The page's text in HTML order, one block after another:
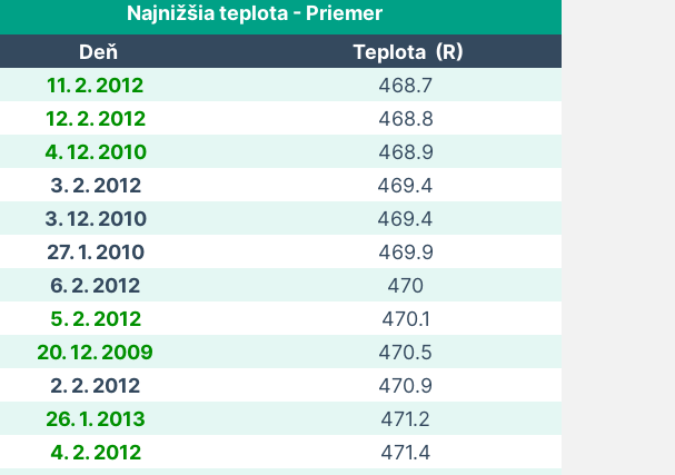
Najnižšia teplota - Priemer
Deň
Teplota (R)
11. 2. 2012
468.7
12. 2. 2012
468.8
4. 12. 2010
468.9
3. 2. 2012
469.4
3. 12. 2010
469.4
27. 1. 2010
469.9
6. 2. 2012
470
5. 2. 2012
470.1
20. 12. 2009
470.5
2. 2. 2012
470.9
26. 1. 2013
471.2
4. 2. 2012
471.4